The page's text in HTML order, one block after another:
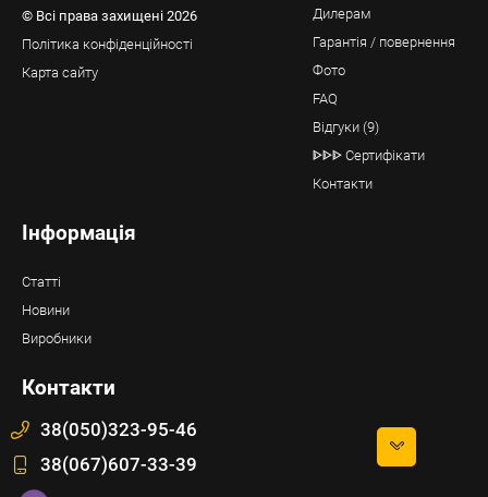
© Всі права захищені 2026
Політика конфіденційності
Карта сайту
Дилерам
Гарантія / повернення
Фото
FAQ
Відгуки (9)
ᐈᐈᐈ Сертифікати
Контакти
Інформація
Статті
Новини
Виробники
Контакти
38(050)323-95-46
38(067)607-33-39